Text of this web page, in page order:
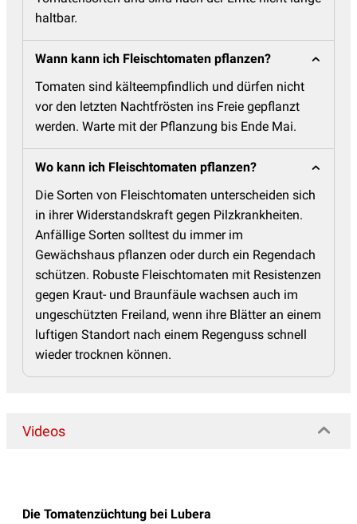
haltbar.
Wann kann ich Fleischtomaten pflanzen?
Tomaten sind kälteempfindlich und dürfen nicht
vor den letzten Nachtfrösten ins Freie gepflanzt
werden. Warte mit der Pflanzung bis Ende Mai.
Wo kann ich Fleischtomaten pflanzen?
Die Sorten von Fleischtomaten unterscheiden sich
in ihrer Widerstandskraft gegen Pilzkrankheiten.
Anfällige Sorten solltest du immer im
Gewächshaus pflanzen oder durch ein Regendach
schützen. Robuste Fleischtomaten mit Resistenzen
gegen Kraut- und Braunfäule wachsen auch im
ungeschützten Freiland, wenn ihre Blätter an einem
luftigen Standort nach einem Regenguss schnell
wieder trocknen können.
Videos
Die Tomatenzüchtung bei Lubera